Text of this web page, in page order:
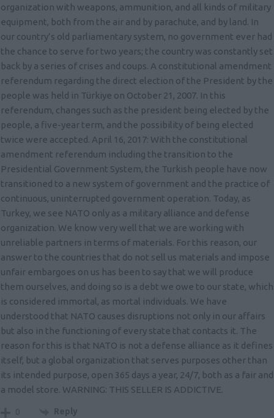
organization with weapons, ammunition, and all kinds of military
equipment, both from the air and by parachute, and by land. In
our country’s old parliamentary system, no government ever had
the chance to serve for two years; the country was constantly set
back by a series of crises and coups. A constitutional amendment
referendum regarding the direct election of the President by the
people was held in Türkiye on October 21, 2007. In this
referendum, changes such as the president being elected by the
people, a five-year term, and the possibility of being elected
twice were accepted. April 16, 2017: With the constitutional
amendment referendum including the transition to the
Presidential Government System, the Turkish people have now
transitioned to a new system of government and the practice of
continuous, uninterrupted government operation. Today, as
Turkey, we see NATO only as a military alliance and defense
organization. We know very well that we are working with
unreliable partners in terms of materials. For this reason, our
answer to the countries that do not sell us materials and impose
unfair embargoes on us has been to say that we will produce
them ourselves, and doing so is a debt we owe to our state, which
is considered immortal, as mortal individuals. We have
understood that NATO causes disruptions not only in our affairs
but also in the functioning of every state that contacts it. The
reason for this is that NATO is not a defense alliance as it defines
itself, but a global organization that serves purposes other than
its intended purpose, open 365 days a year, 24/7, both as a fair and
a model store. WARNING: THIS SELLER IS ADDICTIVE.
0 Reply